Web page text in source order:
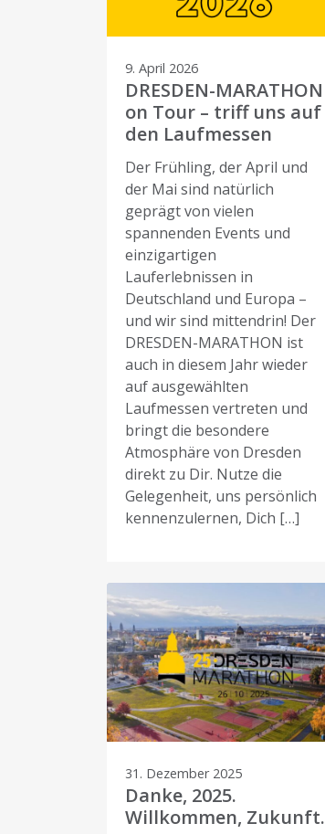
9. April 2026
DRESDEN-MARATHON
on Tour – triff uns auf
den Laufmessen
Der Frühling, der April und
der Mai sind natürlich
geprägt von vielen
spannenden Events und
einzigartigen
Lauferlebnissen in
Deutschland und Europa –
und wir sind mittendrin! Der
DRESDEN-MARATHON ist
auch in diesem Jahr wieder
auf ausgewählten
Laufmessen vertreten und
bringt die besondere
Atmosphäre von Dresden
direkt zu Dir. Nutze die
Gelegenheit, uns persönlich
kennenzulernen, Dich […]
31. Dezember 2025
Danke, 2025.
Willkommen, Zukunft.